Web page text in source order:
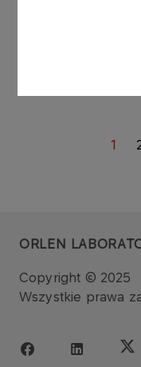
1
ORLEN
Copyright © 2025
Wszystkie prawa